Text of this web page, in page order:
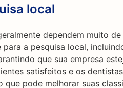
local
dependem muito
a pesquisa local,
que sua empresa
satisfeitos e os
pode melhorar suas